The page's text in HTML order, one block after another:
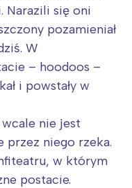
Narazili się oni
pozamieniał
W
– hoodoos –
i powstały w
nie jest
przez niego rzeka.
w którym
postacie.